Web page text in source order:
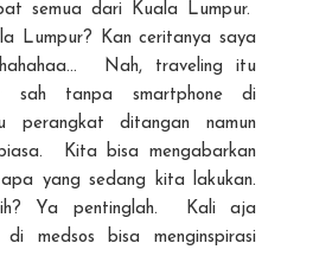
semua dari Kuala Lumpur.
Lumpur? Kan ceritanya saya
Nah, traveling itu
sah tanpa smartphone di
ditangan namun
Kita bisa mengabarkan
yang sedang kita lakukan.
Ya pentinglah. Kali aja
medsos bisa menginspirasi